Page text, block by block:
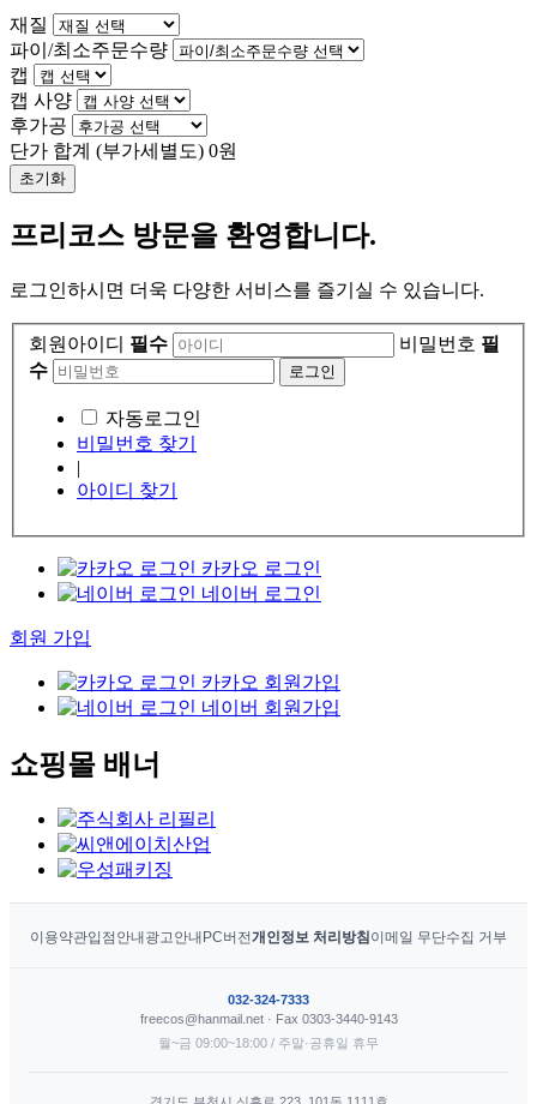
재질
파이/최소주문수량
캡
캡 사양
후가공
단가 합계 (부가세별도) 0원
초기화
프리코스 방문을 환영합니다.
로그인하시면 더욱 다양한 서비스를 즐기실 수 있습니다.
회원아이디 필수 비밀번호 필
수
자동로그인
비밀번호 찾기
|
아이디 찾기
카카오 로그인
네이버 로그인
회원 가입
카카오 회원가입
네이버 회원가입
쇼핑몰 배너
이용약관입점안내광고안내PC버전개인정보 처리방침이메일 무단수집 거부
032-324-7333
freecos@hanmail.net · Fax 0303-3440-9143
월~금 09:00~18:00 / 주말·공휴일 휴무